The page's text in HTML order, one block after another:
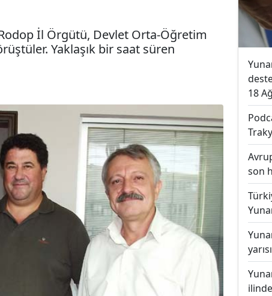
İl Örgütü, Devlet Orta-Öğretim
Yaklaşık bir saat süren
18
son